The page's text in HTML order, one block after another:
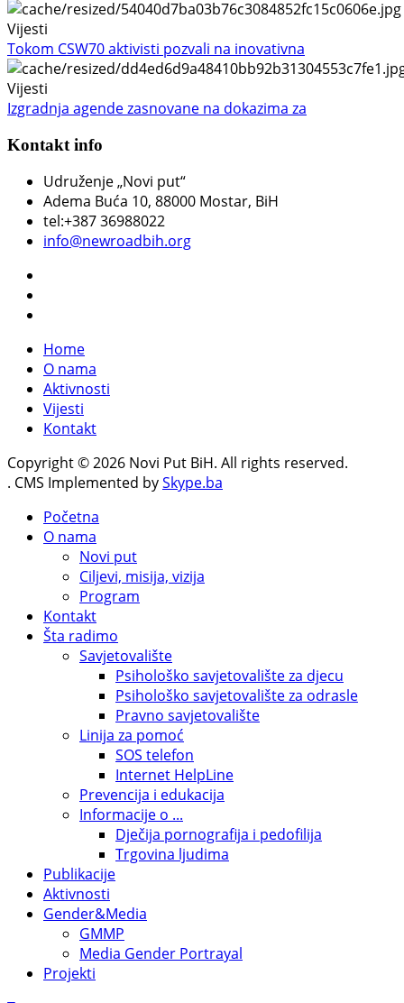
Vijesti
Tokom CSW70 aktivisti pozvali na inovativna
Vijesti
Izgradnja agende zasnovane na dokazima za
Kontakt info
Udruženje „Novi put“
Adema Buća 10, 88000 Mostar, BiH
tel:+387 36988022
info@newroadbih.org
Home
O nama
Aktivnosti
Vijesti
Kontakt
Copyright © 2026 Novi Put BiH. All rights reserved.
. CMS Implemented bySkype.ba
Početna
O nama
Novi put
Ciljevi, misija, vizija
Program
Kontakt
Šta radimo
Savjetovalište
Psihološko savjetovalište za djecu
Psihološko savjetovalište za odrasle
Pravno savjetovalište
Linija za pomoć
SOS telefon
Internet HelpLine
Prevencija i edukacija
Informacije o ...
Dječija pornografija i pedofilija
Trgovina ljudima
Publikacije
Aktivnosti
Gender&Media
GMMP
Media Gender Portrayal
Projekti